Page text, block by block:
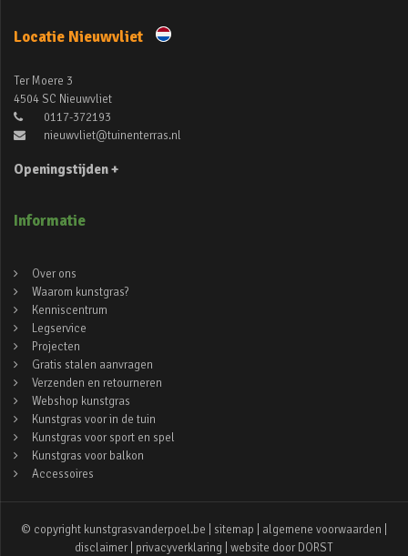
Locatie Nieuwvliet
Ter Moere 3
4504 SC Nieuwvliet
0117-372193
nieuwvliet@tuinenterras.nl
Openingstijden +
Informatie
Over ons
Waarom kunstgras?
Kenniscentrum
Legservice
Projecten
Gratis stalen aanvragen
Verzenden en retourneren
Webshop kunstgras
Kunstgras voor in de tuin
Kunstgras voor sport en spel
Kunstgras voor balkon
Accessoires
© copyright kunstgrasvanderpoel.be | sitemap algemene voorwaarden
disclaimer
privacyverklaring | website door DORST